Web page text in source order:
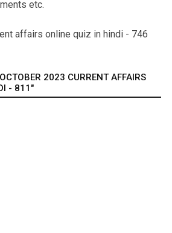
etc.
affairs online quiz in hindi - 746
2023 CURRENT AFFAIRS
- 811"